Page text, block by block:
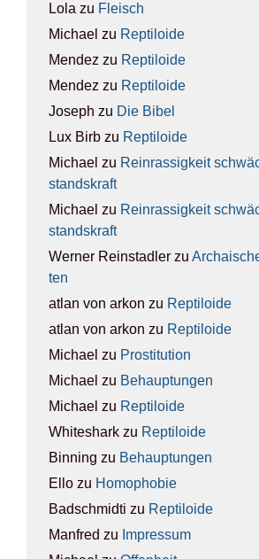
Lola zu Fleisch
Michael zu Rep­ti­lo­ide
Mendez zu Rep­ti­lo­ide
Mendez zu Rep­ti­lo­ide
Joseph zu Die Bibel
Lux Birb zu Rep­ti­lo­ide
Michael zu Rein­ras­sig­keit
stands­kraft
Michael zu Rein­ras­sig­keit
stands­kraft
Werner Reinstadler zu
ten
atlan von arkon zu Rep­ti­lo­ide
atlan von arkon zu Rep­ti­lo­ide
Michael zu Pro­sti­tu­ti­on
Michael zu Behaup­tun­gen
Michael zu Rep­ti­lo­ide
Whiteshark zu Rep­ti­lo­ide
Binning zu Behaup­tun­gen
Ello zu Homo­pho­bie
Badschmidti zu Rep­ti­lo­ide
Manfred zu Impres­sum